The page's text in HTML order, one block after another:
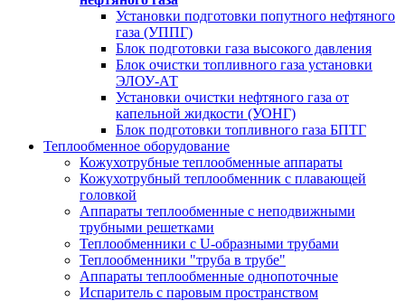
Установки подготовки попутного нефтяного
газа (УППГ)
Блок подготовки газа высокого давления
Блок очистки топливного газа установки
ЭЛОУ-АТ
Установки очистки нефтяного газа от
капельной жидкости (УОНГ)
Блок подготовки топливного газа БПТГ
Теплообменное оборудование
Кожухотрубные теплообменные аппараты
Кожухотрубный теплообменник с плавающей
головкой
Аппараты теплообменные с неподвижными
трубными решетками
Теплообменники с U-образными трубами
Теплообменники "труба в трубе"
Аппараты теплообменные однопоточные
Испаритель с паровым пространством